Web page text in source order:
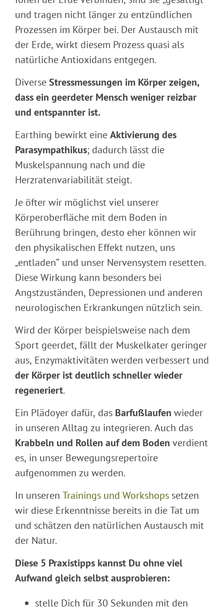
und tragen nicht länger zu entzündlichen
Prozessen im Körper bei. Der Austausch mit
der Erde, wirkt diesem Prozess quasi als
natürliche Antioxidans entgegen.
DiverseStressmessungen im Körper zeigen,
dass ein geerdeter Mensch weniger reizbar
und entspannter ist.
Earthing bewirkt eineAktivierung des
Parasympathikus; dadurch lässt die
Muskelspannung nach und die
Herzratenvariabilität steigt.
Je öfter wir möglichst viel unserer
Körperoberfläche mit dem Boden in
Berührung bringen, desto eher können wir
den physikalischen Effekt nutzen, uns
„entladen“ und unser Nervensystem resetten.
Diese Wirkung kann besonders bei
Angstzuständen, Depressionen und anderen
neurologischen Erkrankungen nützlich sein.
Wird der Körper beispielsweise nach dem
Sport geerdet, fällt der Muskelkater geringer
aus, Enzymaktivitäten werden verbessert und
der Körper ist deutlich schneller wieder
regeneriert.
Ein Plädoyer dafür, das Barfußlaufen wieder
in unseren Alltag zu integrieren. Auch das
Krabbeln und Rollen auf dem Boden verdient
es, in unser Bewegungsrepertoire
aufgenommen zu werden.
In unseren Trainings und Workshops setzen
wir diese Erkenntnisse bereits in die Tat um
und schätzen den natürlichen Austausch mit
der Natur.
Diese 5 Praxistipps kannst Du ohne viel
Aufwand gleich selbst ausprobieren:
stelle Dich für 30 Sekunden mit den